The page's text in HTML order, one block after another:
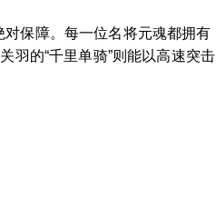
保障。每一位名将元魂都拥有
羽的“千里单骑”则能以高速突击